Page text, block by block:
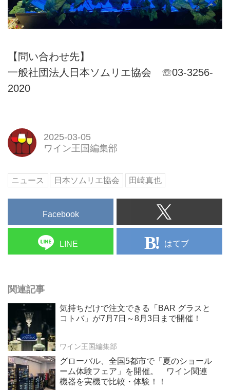
【問い合わせ先】
一般社団法人日本ソムリエ協会 ☏03-3256-
2020
2025-03-05
ワイン王国編集部
ニュース 日本ソムリエ協会 田崎真也
Facebook
LINE はてブ
関連記事
気持ちだけで注文できる「BAR グラスと
コトバ」が7月7日～8月3日まで開催！
ワイン王国編集部
グローバル、全国5都市で「夏のショール
ーム体験フェア」を開催。 ワイン関連
機器を実機で比較・体験！！